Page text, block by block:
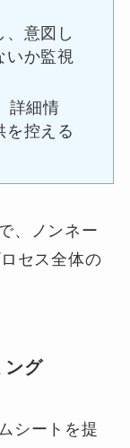
、意図し
いか監視
詳細情
を控える
、ノンネー
セス全体の
ング
シートを提